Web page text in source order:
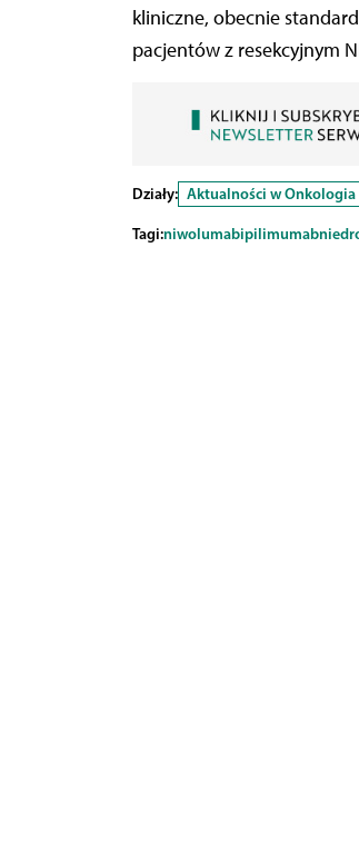
kliniczne, obecnie
pacjentów z resekcyjnym
Działy: Aktualności w Onkologia
Tagi:niwolumabipilimumab